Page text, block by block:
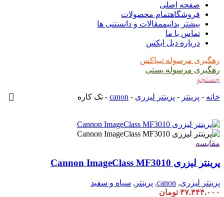
صفحه اصلی
فروشگاهتمام محصولات
بیشتر بدانیممقالات و دانستنی ها
تماس با ما
درباره دبل ایکس
رهگیری مرسوله تیپاکس
رهگیری مرسوله پستی
جستجو
خانه - پرینتر - پرینتر لیزری -
canon
- تک کاره
مقایسه
پرینتر لیزری Cannon ImageClass MF3010
پرینتر لیزری,
canon
, پرینتر , سیاه و سفید
۳۷.۴۴۴.۰۰۰ تومان